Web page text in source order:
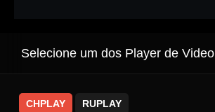
Selecione um dos Player de Video
CHPLAY RUPLAY